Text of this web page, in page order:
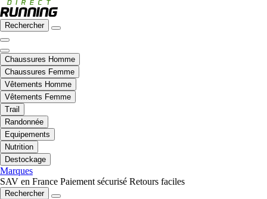
Rechercher
Chaussures Homme
Chaussures Femme
Vêtements Homme
Vêtements Femme
Trail
Randonnée
Equipements
Nutrition
Destockage
Marques
SAV en France Paiement sécurisé Retours faciles
Rechercher